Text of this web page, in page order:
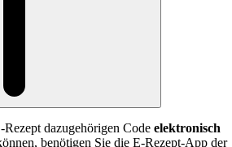
dazugehörigen Code elektronisch
benötigen Sie die E-Rezept-App der